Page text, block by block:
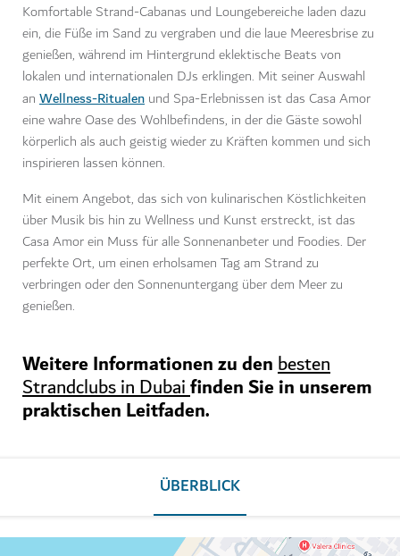
Komfortable Strand-Cabanas und Loungebereiche laden dazu
ein, die Füße im Sand zu vergraben und die laue Meeresbrise zu
genießen, während im Hintergrund eklektische Beats von
lokalen und internationalen DJs erklingen. Mit seiner Auswahl
an Wellness-Ritualen und Spa-Erlebnissen ist das Casa Amor
eine wahre Oase des Wohlbefindens, in der die Gäste sowohl
körperlich als auch geistig wieder zu Kräften kommen und sich
inspirieren lassen können.
Mit einem Angebot, das sich von kulinarischen Köstlichkeiten
über Musik bis hin zu Wellness und Kunst erstreckt, ist das
Casa Amor ein Muss für alle Sonnenanbeter und Foodies. Der
perfekte Ort, um einen erholsamen Tag am Strand zu
verbringen oder den Sonnenuntergang über dem Meer zu
genießen.
Weitere Informationen zu denbesten
Strandclubs in Dubaifinden Sie in unserem
praktischen Leitfaden.
ÜBERBLICK